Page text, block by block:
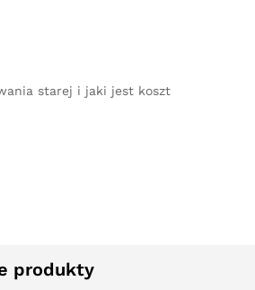
starej i jaki jest koszt
produkty